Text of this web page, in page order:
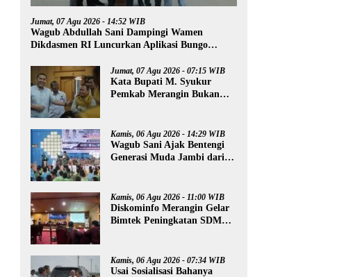
Jumat, 07 Agu 2026 - 14:52 WIB
Wagub Abdullah Sani Dampingi Wamen
Dikdasmen RI Luncurkan Aplikasi Bungo
Jumat, 07 Agu 2026 - 07:15 WIB
Kata Bupati M. Syukur
Pemkab Merangin Bukan
Kamis, 06 Agu 2026 - 14:29 WIB
Wagub Sani Ajak Bentengi
Generasi Muda Jambi dari
Kamis, 06 Agu 2026 - 11:00 WIB
Diskominfo Merangin Gelar
Bimtek Peningkatan SDM
Kamis, 06 Agu 2026 - 07:34 WIB
Usai Sosialisasi Bahanya